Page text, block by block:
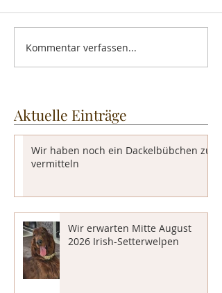
Kommentar verfassen...
Aktuelle Einträge
Wir haben noch ein Dackelbübchen zu
vermitteln
Wir erwarten Mitte August
2026 Irish-Setterwelpen